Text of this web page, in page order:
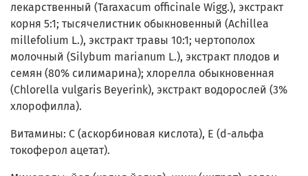
лекарственный (Taraxacum officinale Wigg.), экстракт
корня 5:1; тысячелистник обыкновенный (Achillea
millefolium L.), экстракт травы 10:1; чертополох
молочный (Silybum marianum L.), экстракт плодов и
семян (80% силимарина); хлорелла обыкновенная
(Chlorella vulgaris Beyerink), экстракт водорослей (3%
хлорофилла).
Витамины: С (аскорбиновая кислота), Е (d-альфа
токоферол ацетат).